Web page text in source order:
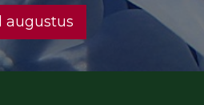
augustus